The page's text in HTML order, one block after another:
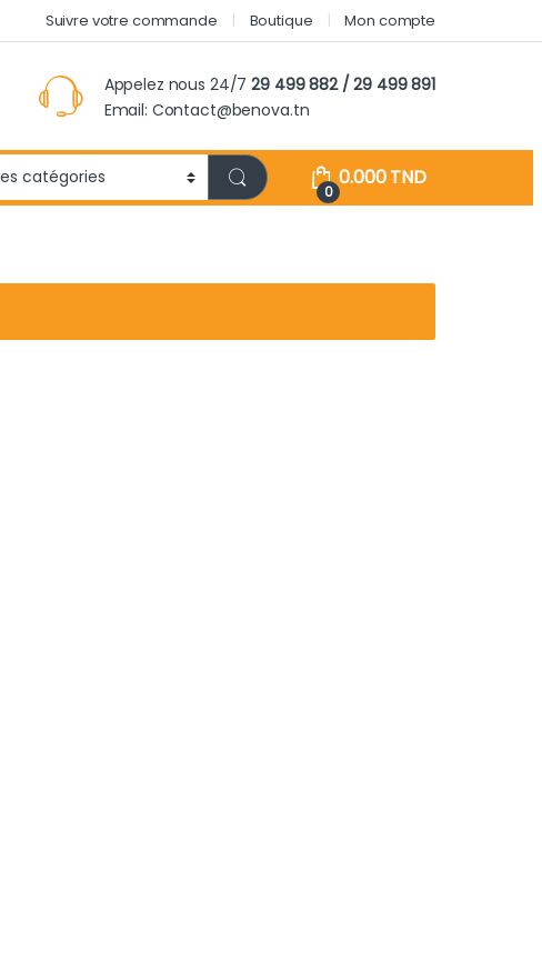
Suivre votre commande Boutique Mon compte
Appelez nous 24/729 499 882 / 29 499 891
Email: Contact@benova.tn
0
0.000TND